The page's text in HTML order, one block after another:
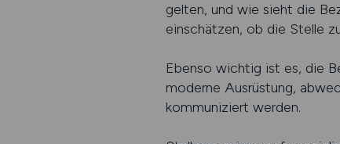
gelten, und wie sieht die
einschätzen, ob die Stelle
Ebenso wichtig ist es, die
moderne Ausrüstung,
kommuniziert werden.